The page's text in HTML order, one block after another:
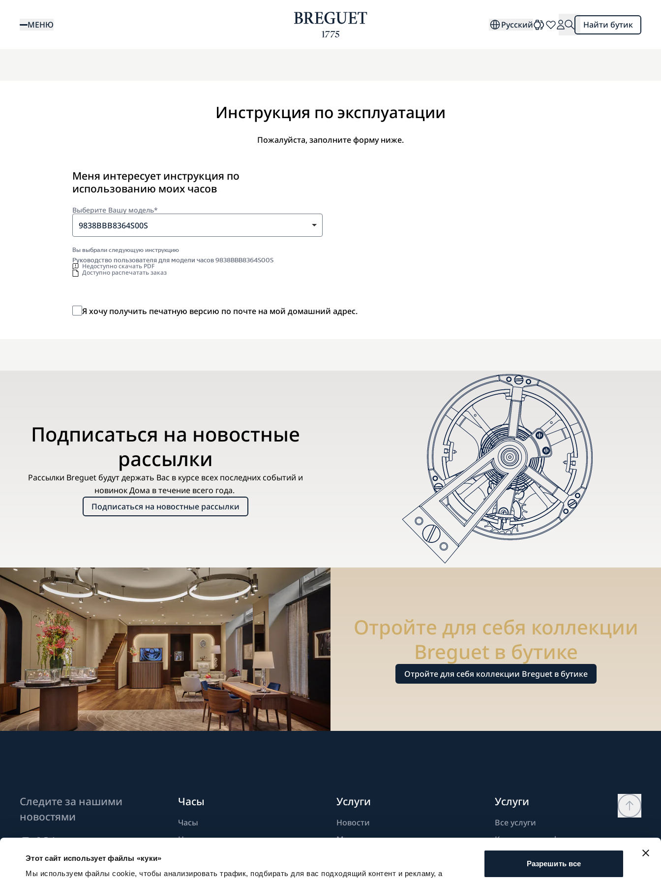
Этот сайт использует файлы «куки»
Мы используем файлы cookie, чтобы анализировать трафик, подбирать для вас подходящий контент и рекламу, а
Разрешить все
основномуМЕНЮ Русский Найти бутик
Инструкция по эксплуатации
Пожалуйста, заполните форму ниже.
Меня интересует инструкция по
использованию моих часов
Выберите Вашу модель*
9838BBB8364S00S
Вы выбрали следующую инструкцию
Руководство пользователя для модели часов 9838BBB8364S00S
Недоступно скачать PDF
Доступно распечатать заказ
Я хочу получить печатную версию по почте на мой домашний адрес.
Подписаться на новостные
рассылки
Рассылки Breguet будут держать Вас в курсе всех последних событий и
новинок Дома в течение всего года.
Подписаться на новостные рассылки
Отройте для себя коллекции
Breguet в бутике
Отройте для себя коллекции Breguet в бутике
Следите за нашими
новостями
Подписаться на новостные
рассылки
Часы
Часы
Новые модели
Услуги
Новости
Мастерство
Устойчивое развитие
Услуги
Все услуги
Контактная информация